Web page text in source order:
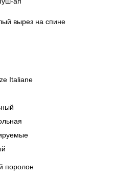
вырез на спине
Italiane
поролон